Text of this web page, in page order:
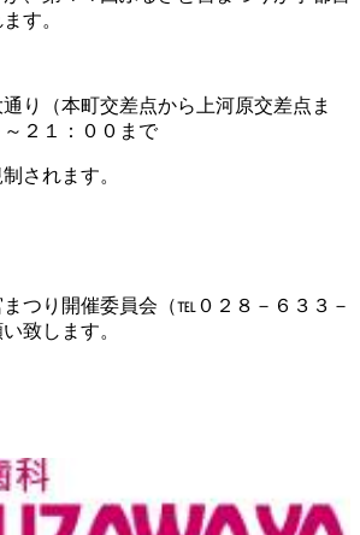
す。
り（本町交差点から上河原交差点ま
２１：００まで
されます。
つり開催委員会（℡０２８－６３３－
致します。